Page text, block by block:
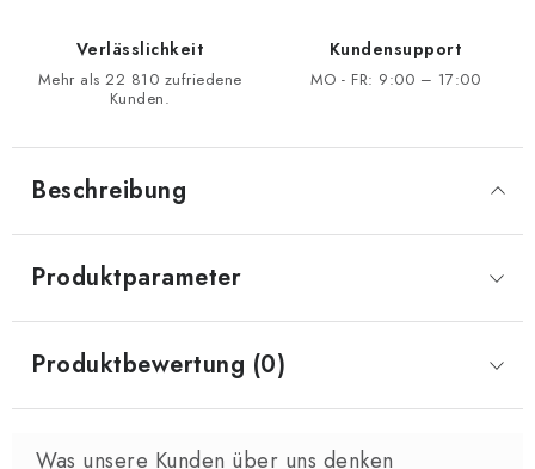
Verlässlichkeit
Mehr als 22 810 zufriedene
Kunden.
Kundensupport
MO - FR: 9:00 – 17:00
Beschreibung
Produktparameter
Produktbewertung (0)